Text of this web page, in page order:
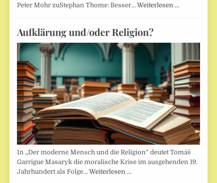
Peter Mohr zuStephan Thome: Besser…Weiterlesen …
Aufklärung und/oder Religion?
In „Der moderne Mensch und die Religion“ deutet Tomáš
Garrigue Masaryk die moralische Krise im ausgehenden 19.
Jahrhundert als Folge…Weiterlesen …